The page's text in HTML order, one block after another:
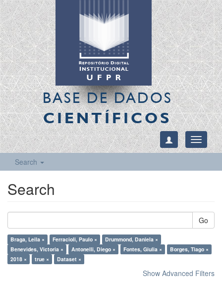
BASE DE DADOS
CIENTÍFICOS
Toggle
Search
Search
Go
Braga, Leila × Ferracioli, Paulo ×
Drummond, Daniela ×
Benevides, Victoria ×
Antonelli, Diego × Fontes, Giulia ×
Borges, Tiago ×
2018 ×
true × Dataset ×
Show Advanced Filters